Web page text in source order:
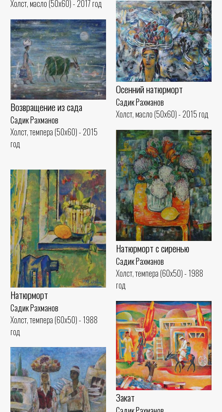
Холст, масло (50x60) - 2017 год
Осенний натюрморт
Садик Рахманов
Холст, масло (50x60) - 2015 год
Возвращение из сада
Садик Рахманов
Холст, темпера (50x60) - 2015
год
Натюрморт с сиренью
Садик Рахманов
Холст, темпера (60x50) - 1988
год
Натюрморт
Садик Рахманов
Холст, темпера (60x50) - 1988
год
Закат